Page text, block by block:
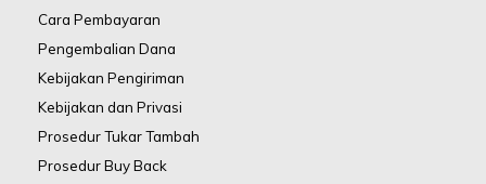
Cara Pembayaran
Pengembalian Dana
Kebijakan Pengiriman
Kebijakan dan Privasi
Prosedur Tukar Tambah
Prosedur Buy Back